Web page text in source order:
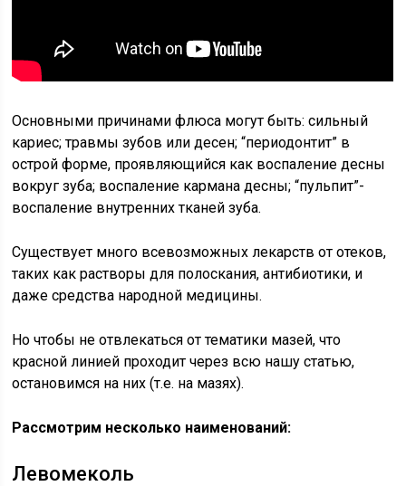
Основными причинами флюса могут быть: сильный
кариес; травмы зубов или десен; “периодонтит” в
острой форме, проявляющийся как воспаление десны
вокруг зуба; воспаление кармана десны; “пульпит”-
воспаление внутренних тканей зуба.
Существует много всевозможных лекарств от отеков,
таких как растворы для полоскания, антибиотики, и
даже средства народной медицины.
Но чтобы не отвлекаться от тематики мазей, что
красной линией проходит через всю нашу статью,
остановимся на них (т.е. на мазях).
Рассмотрим несколько наименований:
Левомеколь